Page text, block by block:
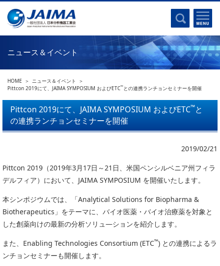
事業計画書
沿革
関連リンク
JAIMAの取り組み
主な活動
中小企業経営強化税制
製品含有化学物質規制 UPDATE
統計
刊行物のご案内
委員会活動
協力企業との適正取引の推進
分析用X線検査装置他PCB廃棄物処理について
はじめに
電磁波(光)
クロマトグラフ
質量分析
電子顕微鏡
熱分析
電気化学
磁気共鳴
機器分析が支える、豊かな暮らしと産業のフロンティア
総論・各種分析法
環境
ライフサイエンス
イメージング
ニュース＆イベント
HOME
ニュース＆イベント
Pittcon 2019にて、JAIMA SYMPOSIUM およびETC™との連携ランチョンセミナーを開催
Pittcon 2019にて、JAIMA SYMPOSIUM およびETC™と
の連携ランチョンセミナーを開催
2019/02/21
Pittcon 2019（2019年3月17日～21日、米国ペンシルベニア州フィラ
デルフィア）において、JAIMA SYMPOSIUM を開催いたします。
本シンポジウムでは、「Analytical Solutions for Biopharma &
Biotherapeutics」をテーマに、バイオ医薬・バイオ治療薬を対象と
した創薬向けの最新の分析ソリュ―ションを紹介します。
また、Enabling Technologies Consortium (ETC™) との連携によるラ
ンチョンセミナーも開催します。